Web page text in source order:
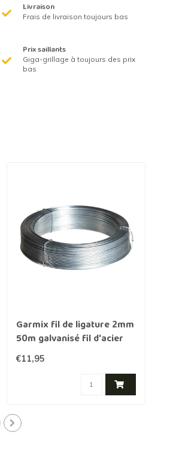
Livraison
Frais de livraison toujours bas
Prix saillants
Giga-grillage à toujours des prix
bas
Garmix fil de ligature 2mm
50m galvanisé fil d'acier
€11,95